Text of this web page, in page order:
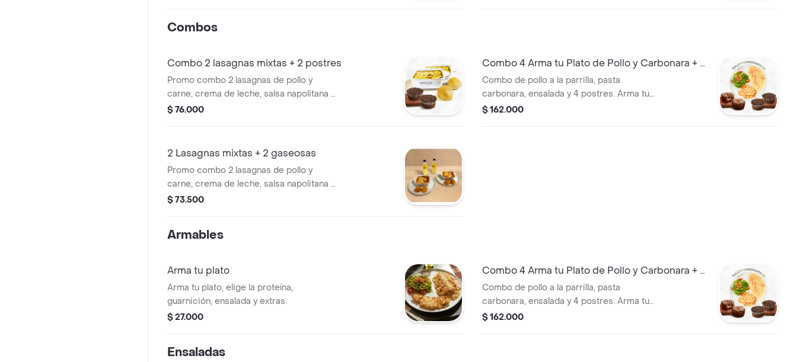
Combos
Combo 2 lasagnas mixtas + 2 postres
Promo combo 2 lasagnas de pollo y
carne, crema de leche, salsa napolitana y
queso mozzarella acompañadas de 2
$ 76.000
Combo 4 Arma tu Plato de Pollo y Carbonara + 4
Postres
Combo de pollo a la parrilla, pasta
carbonara, ensalada y 4 postres. Arma tu
plato ideal.
$ 162.000
2 Lasagnas mixtas + 2 gaseosas
Promo combo 2 lasagnas de pollo y
carne, crema de leche, salsa napolitana y
queso mozzarella acompañadas de 2
$ 73.500
Armables
Arma tu plato
Arma tu plato, elige la proteína,
guarnición, ensalada y extras.
$ 27.000
Combo 4 Arma tu Plato de Pollo y Carbonara + 4
Postres
Combo de pollo a la parrilla, pasta
carbonara, ensalada y 4 postres. Arma tu
plato ideal.
$ 162.000
Ensaladas